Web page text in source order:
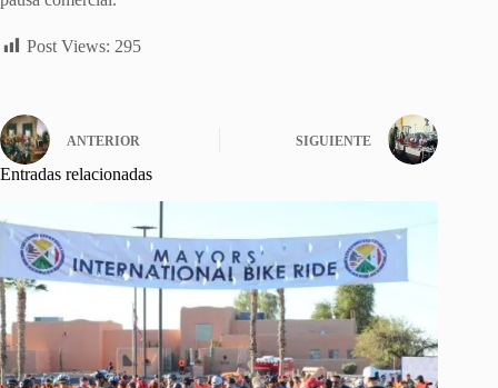
Post Views: 295
ANTERIOR SIGUIENTE
Entradas relacionadas